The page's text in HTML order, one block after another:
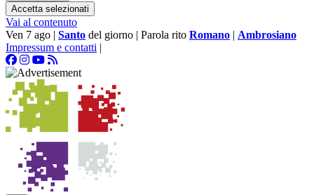
Accetta selezionati
Vai al contenuto
Ven 7 ago | Santo del giorno | Parola rito Romano | Ambrosiano
Impressum e contatti |